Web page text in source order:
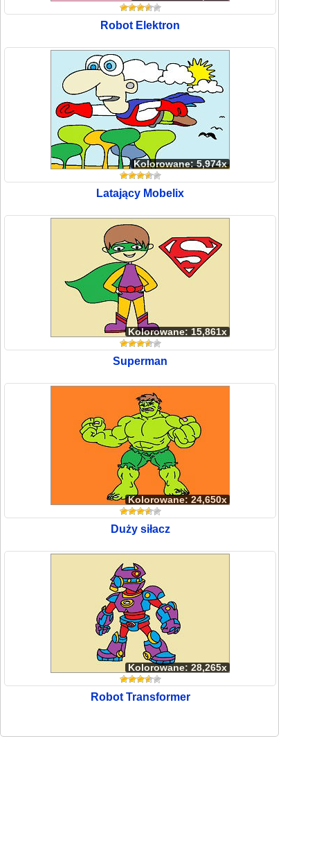
Robot Elektron
Kolorowane: 5,974x
Latający Mobelix
Kolorowane: 15,861x
Superman
Kolorowane: 24,650x
Duży siłacz
Kolorowane: 28,265x
Robot Transformer